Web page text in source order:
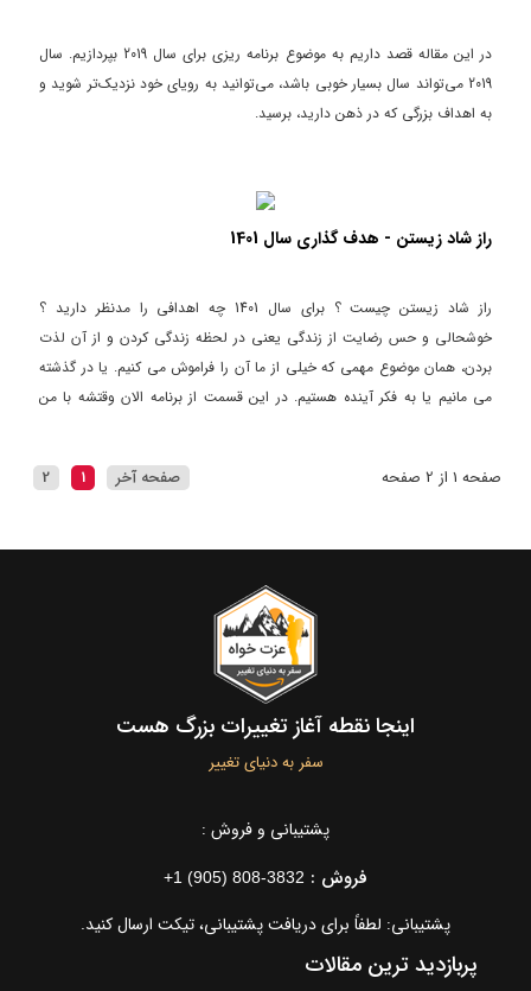
در این مقاله قصد داریم به موضوع برنامه ریزی برای سال 2019 بپردازیم. سال
2019 می‌تواند سال بسیار خوبی باشد، می‌توانید به رویای خود نزدیک‌تر شوید و
به اهداف بزرگی که در ذهن دارید، برسید.
راز شاد زیستن - هدف گذاری سال 1401
راز شاد زیستن چیست ؟ برای سال 1401 چه اهدافی را مدنظر دارید ؟
خوشحالی و حس رضایت از زندگی یعنی در لحظه زندگی کردن و از آن لذت
بردن، همان موضوع مهمی که خیلی از ما آن را فراموش می کنیم. یا در گذشته
می مانیم یا به فکر آینده هستیم. در این قسمت از برنامه الان وقتشه با من
صفحه 1 از 2 صفحه صفحه آخر 1
2
اینجا نقطه آغاز تغییرات بزرگ هست
سفر به دنیای تغییر
پشتیبانی و فروش :
فروش : +1 (905) 808-3832
پشتیبانی: لطفاً برای دریافت پشتیبانی، تیکت ارسال کنید.
پربازدید ترین مقالات